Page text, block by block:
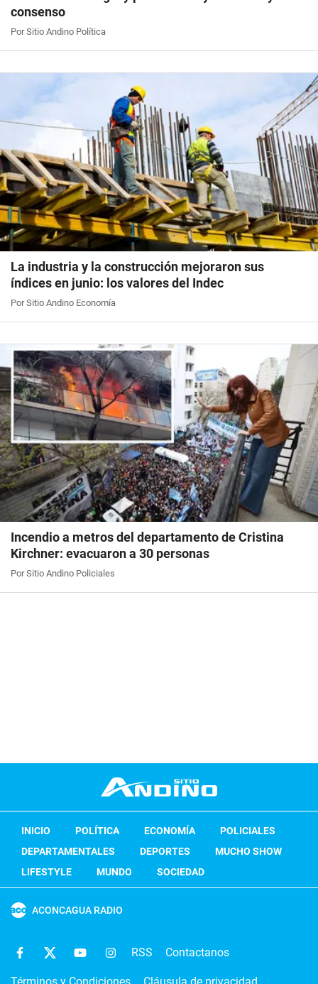
consenso
Por Sitio Andino Política
La industria y la construcción mejoraron sus
índices en junio: los valores del Indec
Por Sitio Andino Economía
Incendio a metros del departamento de Cristina
Kirchner: evacuaron a 30 personas
Por Sitio Andino Policiales
INICIO POLÍTICA ECONOMÍA
POLICIALES
DEPARTAMENTALES
DEPORTES
MUCHO SHOW
LIFESTYLE
MUNDO SOCIEDAD
ACONCAGUA RADIO
RSS Contactanos